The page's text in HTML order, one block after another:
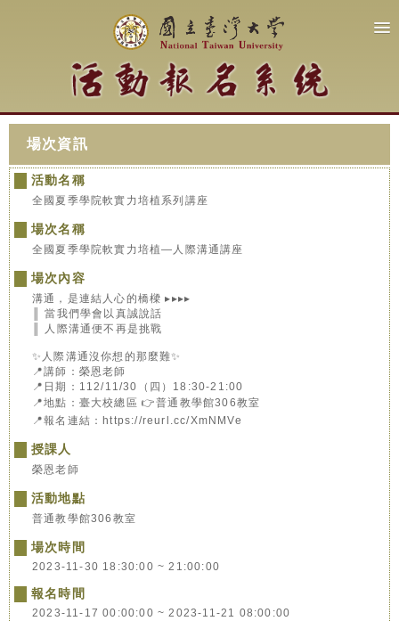
場次資訊
活動名稱
全國夏季學院軟實力培植系列講座
場次名稱
全國夏季學院軟實力培植—人際溝通講座
場次內容
溝通，是連結人心的橋樑 ▸▸▸▸
║ 當我們學會以真誠說話
║ 人際溝通便不再是挑戰
✨人際溝通沒你想的那麼難✨
📍講師：榮恩老師
📍日期：112/11/30（四）18:30-21:00
📍地點：臺大校總區 👉普通教學館306教室
📍報名連結：https://reurl.cc/XmNMVe
授課人
榮恩老師
活動地點
普通教學館306教室
場次時間
2023-11-30 18:30:00 ~ 21:00:00
報名時間
2023-11-17 00:00:00 ~ 2023-11-21 08:00:00